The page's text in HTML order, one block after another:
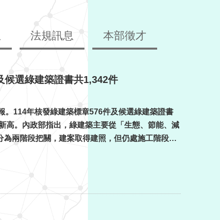
法規訊息 本部徵才
候選綠建築證書共1,342件
。114年核發綠建築標章576件及候選綠建築證書
高。內政部指出，綠建築主要從「生態、節能、減
兩階段把關，建案取得建照，但仍處施工階段先